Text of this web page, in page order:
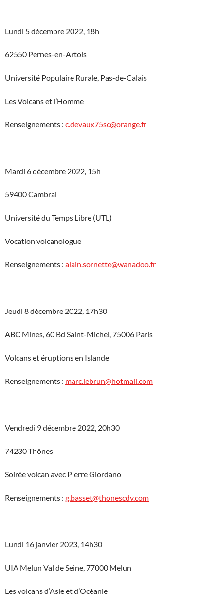
Lundi 5 décembre 2022, 18h
62550 Pernes-en-Artois
Université Populaire Rurale, Pas-de-Calais
Les Volcans et l’Homme
Renseignements : c.devaux75sc@orange.fr
Mardi 6 décembre 2022, 15h
59400 Cambrai
Université du Temps Libre (UTL)
Vocation volcanologue
Renseignements : alain.sornette@wanadoo.fr
Jeudi 8 décembre 2022, 17h30
ABC Mines, 60 Bd Saint-Michel, 75006 Paris
Volcans et éruptions en Islande
Renseignements : marc.lebrun@hotmail.com
Vendredi 9 décembre 2022, 20h30
74230 Thônes
Soirée volcan avec Pierre Giordano
Renseignements : g.basset@thonescdv.com
Lundi 16 janvier 2023, 14h30
UIA Melun Val de Seine, 77000 Melun
Les volcans d’Asie et d’Océanie